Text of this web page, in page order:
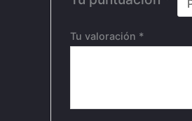
Tu valoración *